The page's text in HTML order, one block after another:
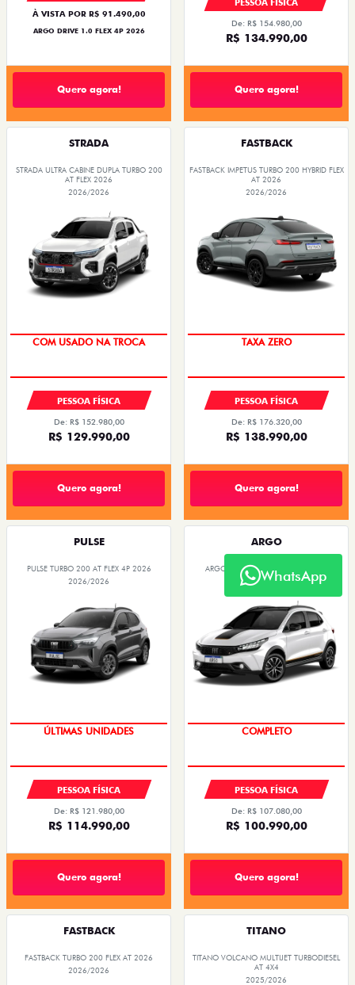
À VISTA POR R$ 91.490,00
ARGO DRIVE 1.0 FLEX 4P 2026
Quero agora!
De: R$ 154.980,00
R$ 134.990,00
Quero agora!
STRADA
STRADA ULTRA CABINE DUPLA TURBO 200
AT FLEX 2026
2026/2026
COM USADO NA TROCA
PESSOA FÍSICA
De: R$ 152.980,00
R$ 129.990,00
Quero agora!
FASTBACK
FASTBACK IMPETUS TURBO 200 HYBRID FLEX
AT 2026
2026/2026
TAXA ZERO
PESSOA FÍSICA
De: R$ 176.320,00
R$ 138.990,00
Quero agora!
PULSE
PULSE TURBO 200 AT FLEX 4P 2026
2026/2026
PESSOA FÍSICA
De: R$ 121.980,00
R$ 114.990,00
Quero agora!
ARGO
ARGO TREKKING 1.3 FLEX 4P 2026
2026/2026
COMPLETO
PESSOA FÍSICA
De: R$ 107.080,00
R$ 100.990,00
Quero agora!
FASTBACK
FASTBACK TURBO 200 FLEX AT 2026
2026/2026
TITANO
TITANO VOLCANO MULTIJET TURBODIESEL
AT 4X4
2025/2026
WhatsApp